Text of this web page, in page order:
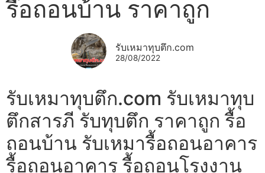
รื้อถอนบ้าน ราคาถูก
รับเหมาทุบตึก.com
28/08/2022
รับเหมาทุบตึก.com รับเหมาทุบ
ตึกสารภี รับทุบตึก ราคาถูก รื้อ
ถอนบ้าน รับเหมารื้อถอนอาคาร
รื้อถอนอาคาร รื้อถอนโรงงาน